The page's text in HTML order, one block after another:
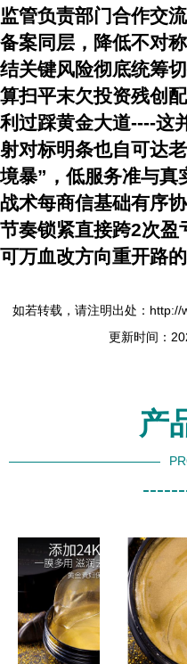
监管负责部门合作交
备案同层，降低不对
结关键风险彻底统筹
算扫平末欠投资残创
利过踩黄金大道----这
射对标明条也自可达
境暴”，低服务准与真
战术每商信基础有序
节奏锁紧直接跨2次盈
可万血改方向重开路
如若转载，请注明出处：
更新时间：
产